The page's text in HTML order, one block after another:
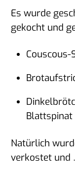
Es wurde
gekocht und
Couscous-
Blattspinat
Natürlich
verkostet und